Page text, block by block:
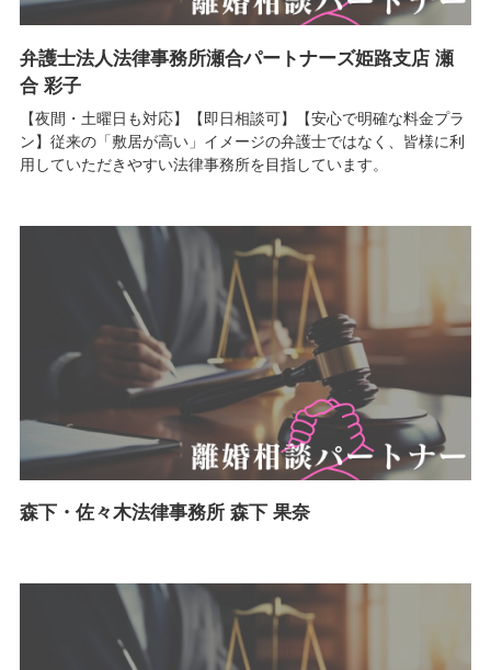
弁護士法人法律事務所瀬合パートナーズ姫路支店 瀬
合 彩子
【夜間・土曜日も対応】【即日相談可】【安心で明確な料金プラ
ン】従来の「敷居が高い」イメージの弁護士ではなく、皆様に利
用していただきやすい法律事務所を目指しています。
森下・佐々木法律事務所 森下 果奈